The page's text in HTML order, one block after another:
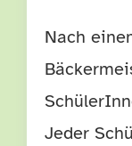
Nach
Jeder